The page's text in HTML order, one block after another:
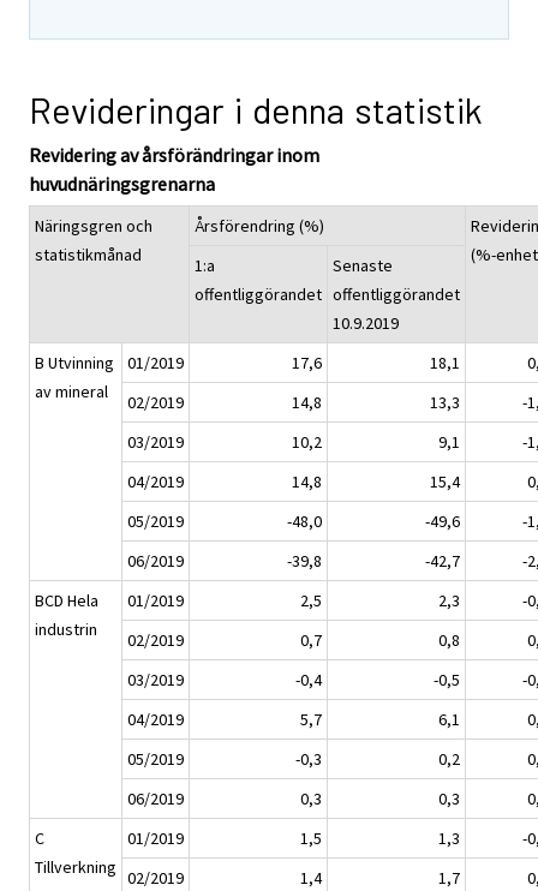
Revideringar i denna statistik
Revidering av årsförändringar inom
huvudnäringsgrenarna
Näringsgren och
statistikmånad
Årsförendring (%)
(%-
1:a
offentliggörandet
Senaste
offentliggörandet
10.9.2019
B Utvinning
av mineral
01/2019 17,6 18,1
02/2019
14,8 13,3
-
03/2019
10,2 9,1
-
04/2019
14,8 15,4
05/2019
-48,0 -49,6
-
06/2019
-39,8 -42,7
-
BCD Hela
industrin
01/2019 2,5 2,3
-
02/2019
0,7 0,8
03/2019
-0,4 -0,5
-
04/2019
5,7 6,1
05/2019
-0,3 0,2
06/2019
0,3 0,3
C
Tillverkning
01/2019 1,5 1,3
-
02/2019
1,4 1,7